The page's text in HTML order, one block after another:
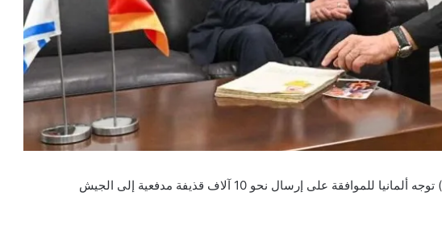
) توجه ألمانيا للموافقة على إرسال نحو 10 آلاف قذيفة مدفعية إلى الجيش